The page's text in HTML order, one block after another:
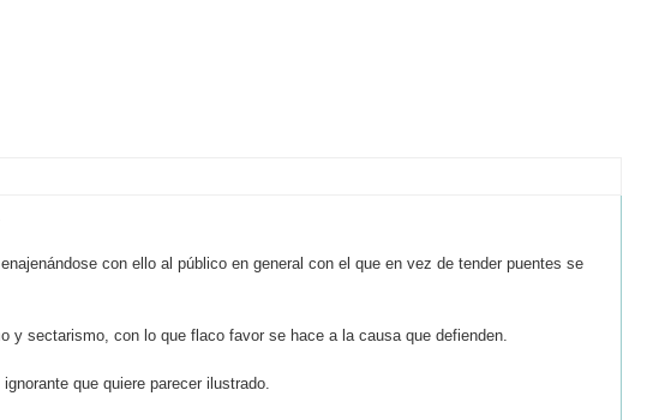
con ello al público en general con el que en vez de tender puentes se
y sectarismo, con lo que flaco favor se hace a la causa que defienden.
que quiere parecer ilustrado.